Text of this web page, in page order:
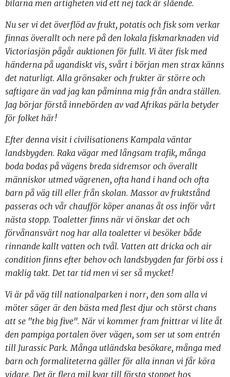
bilarna men artigheten vid ett nej tack är slående.
Nu ser vi det överflöd av frukt, potatis och fisk som verkar
finnas överallt och nere på den lokala fiskmarknaden vid
Victoriasjön pågår auktionen för fullt. Vi äter fisk med
händerna på ugandiskt vis, svårt i början men strax känns
det naturligt. Alla grönsaker och frukter är större och
saftigare än vad jag kan påminna mig från andra ställen.
Jag börjar förstå innebörden av vad Afrikas pärla betyder
för folket här!
Efter denna visit i civilisationens Kampala väntar
landsbygden. Raka vägar med långsam trafik, många
boda bodas på vägens breda sidremsor och överallt
människor utmed vägrenen, ofta hand i hand och ofta
barn på väg till eller från skolan. Massor av fruktstånd
passeras och vår chaufför köper ananas åt oss inför vårt
nästa stopp. Toaletter finns när vi önskar det och
förvånansvärt nog har alla toaletter vi besöker både
rinnande kallt vatten och tvål. Vatten att dricka och air
condition finns efter behov och landsbygden far förbi oss i
maklig takt. Det tar tid men vi ser så mycket!
Vi är på väg till nationalparken i norr, den som alla vi
möter säger är den bästa med flest djur och störst chans
att se "the big five". När vi kommer fram fnittrar vi lite åt
den pampiga portalen över vägen, som ser ut som entrén
till Jurassic Park. Många utländska besökare, många med
barn och formaliteterna gäller för alla innan vi får köra
vidare. Det är flera mil kvar till första stoppet hos